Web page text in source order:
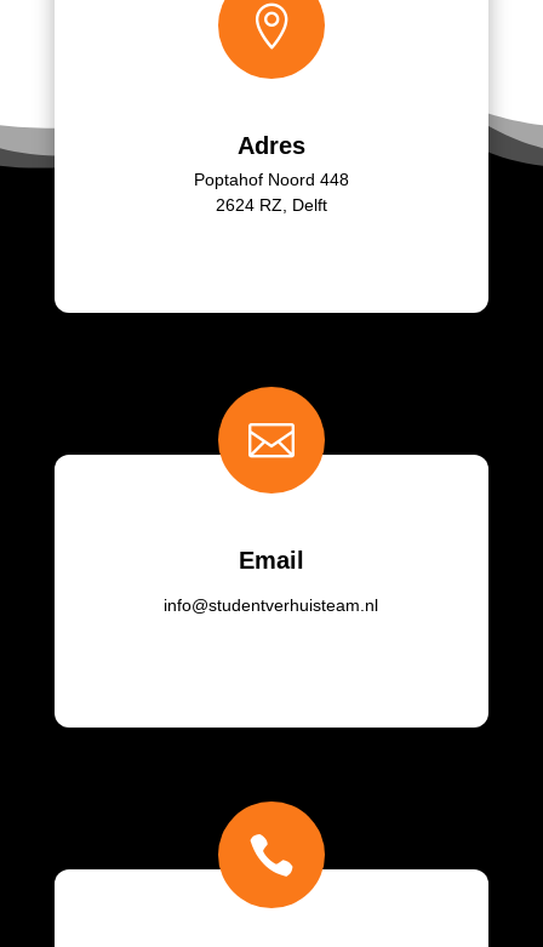

Adres
Poptahof Noord 448
2624 RZ, Delft

Email
info@studentverhuisteam.nl
